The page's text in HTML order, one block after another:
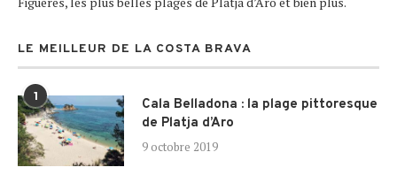
LE MEILLEUR DE LA COSTA BRAVA
1
Cala Belladona : la plage pittoresque
de Platja d’Aro
9 octobre 2019